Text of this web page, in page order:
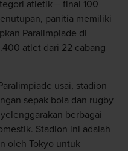
atletik— final 100
panitia memiliki
Paralimpiade di
atlet dari 22 cabang
usai, stadion
sepak bola dan rugby
berbagai
Stadion ini adalah
oleh Tokyo untuk